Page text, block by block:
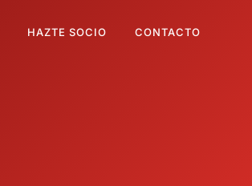
HAZTE SOCIO CONTACTO